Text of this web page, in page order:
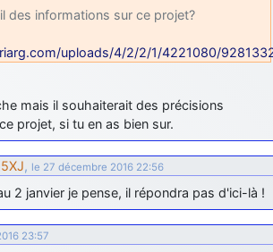
des informations sur ce projet?
uploads/4/2/2/1/4221080/
mais il souhaiterait des précisions
projet, si tu en as bien sur.
, le 27 décembre 2016 22:56
2 janvier je pense, il répondra pas d'ici-là !
23:57